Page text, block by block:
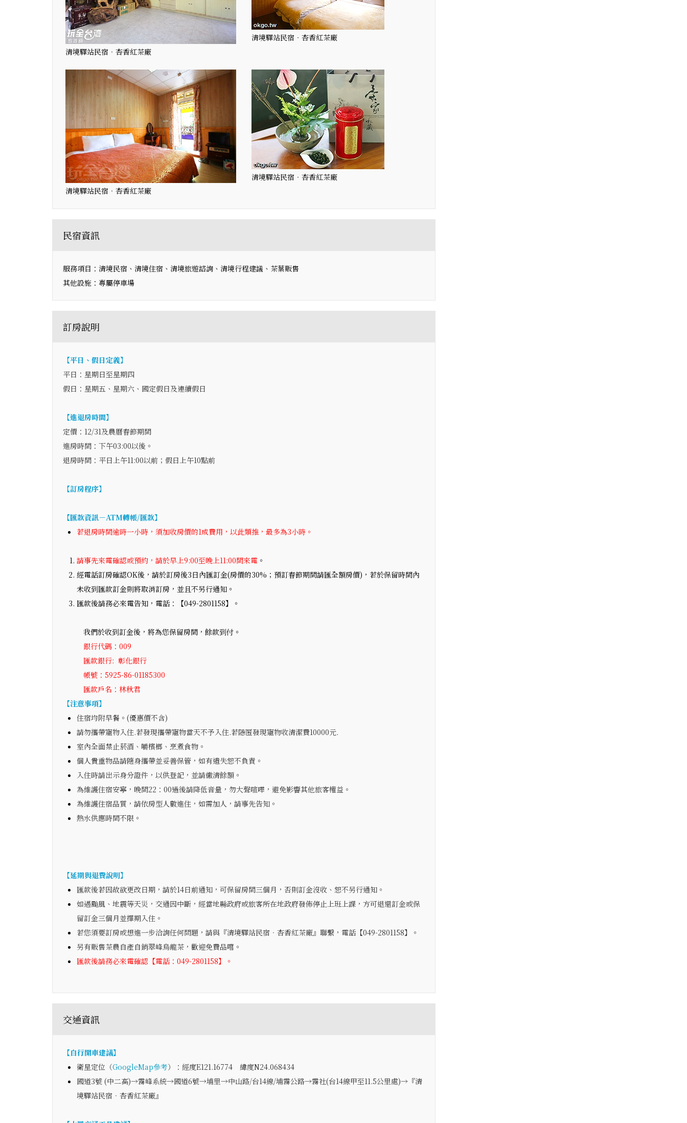
清境驛站民宿‧杏香紅茶廠
清境驛站民宿‧杏香紅茶廠
清境驛站民宿‧杏香紅茶廠
清境驛站民宿‧杏香紅茶廠
民宿資訊
服務項目：清境民宿、清境住宿、清境旅遊諮詢、清境行程建議、茶葉販售
其他設施：專屬停車場
訂房說明
【平日、假日定義】
平日：星期日至星期四
假日：星期五、星期六、國定假日及連續假日
【進退房時間】
定價：12/31及農曆春節期間
進房時間：下午03:00以後。
退房時間：平日上午11:00以前；假日上午10點前
【訂房程序】
【匯款資訊－ATM轉帳/匯款】
若退房時間逾時一小時，須加收房價的1成費用，以此類推，最多為3小時。
請事先來電確認或預約， 請於早上9:00至晚上11:00間來電 。
經電話訂房確認OK後，請於訂房後3日內匯訂金(房價的30%；預訂春節期間請匯全額房價)，若於保留時間內
未收到匯款訂金則將取消訂房，並且不另行通知。
匯款後請務必來電告知，電話：【049-2801158】。
我們於收到訂金後，將為您保留房間，餘款到付。
銀行代碼：009
匯款銀行: 彰化銀行
帳號：5925-86-01185300
匯款戶名：林秋君
【注意事項】
住宿均附早餐。(優惠價不含)
請勿攜帶寵物入住.若發現攜帶寵物當天不予入住.若隱匿發現寵物收清潔費10000元.
室內全面禁止菸酒、嚼檳榔、烹煮食物。
個人貴重物品請隨身攜帶並妥善保管，如有遺失恕不負責。
入住時請出示身分證件，以供登記，並請繳清餘額。
為維護住宿安寧，晚間22：00過後請降低音量，勿大聲喧嘩，避免影響其他旅客權益。
為維護住宿品質，請依房型人數進住，如需加人，請事先告知。
熱水供應時間不限。
【延期與退費說明】
匯款後若因故欲更改日期，請於14日前通知，可保留房間三個月，否則訂金沒收、恕不另行通知。
如遇颱風、地震等天災，交通因中斷，經當地縣政府或旅客所在地政府發佈停止上班上課，方可退還訂金或保
留訂金三個月並擇期入住。
若您須要訂房或想進一步洽詢任何問題，請與『清境驛站民宿‧杏香紅茶廠』聯繫，電話【049-2801158】。
另有販售茶農自產自銷翠峰烏龍茶，歡迎免費品嚐。
匯款後請務必來電確認【電話：049-2801158】。
交通資訊
【自行開車建議】
衛星定位（GoogleMap參考）：經度E121.16774 緯度N24.068434
國道3號 (中二高)→霧峰系統→國道6號→埔里→中山路/台14線/埔霧公路→霧社(台14線甲至11.5公里處)→『清
境驛站民宿‧杏香紅茶廠』